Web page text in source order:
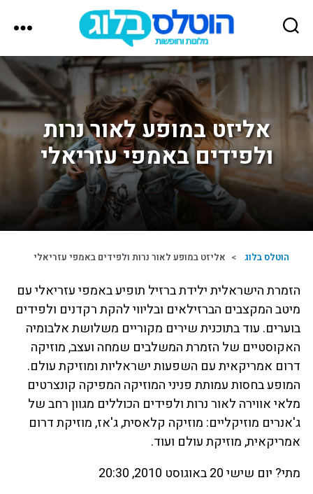
הוטלס
בלוג
אליזט במופע לאור נרות
ולפידים באמפי עזריאלי
הוטלס בלוג > אליזט במופע לאור נרות ולפידים באמפי עזריאלי
הזמרת הישראלית ילידת ברזיל תופיע באמפי עזריאלי עם
מיטב המקצבים הברזילאים ובליווי להקת רקדנים ולפידים
בוערים. עוד בתוכנית שירים מקוריים משלושת אלבומיה
האקוסטיים של הזמרת המשלבים שמחה ועצב, מוזיקה
דרום אמריקאית עם השפעות ישראליות ומוזיקת עולם.
המופע בחסות עמותת פניני המוזיקה המפיקה קונצרטים
מלאי אווירה לאור נרות ולפידים הכוללים מגוון רחב של
ג'אנרים מוזיקליים: מוזיקה קלאסית, ג'אז, מוזיקת דרום
אמריקאית, מוזיקת עולם ועוד.
מתי? יום שישי 20 באוגוסט 2010, 20:30